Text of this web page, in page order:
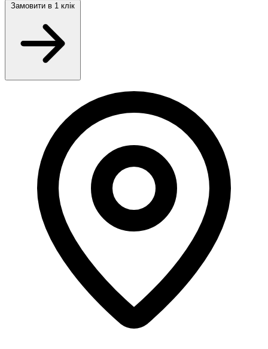
Замовити в 1 клік